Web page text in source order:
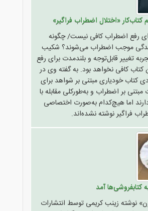
کتاب‌کار «اختلال اضطراب فراگیر»
رفع اضطراب کافی نیست/ چگونه
موجب اضطراب می‌شوند؟ شکیب
تغییر قابل‌توجه و بلندمدت برای رفع
کافی نخواهد بود. به گفته وی در
کتاب خودیاری مبتنی بر شواهد برای
مبتنی بر اضطراب و به‌طورکلی مقابله با
اما هیچ‌کدام به‌صورت اختصاصی
فراگیر نوشته نشده‌اند.
کتابفروشی‌ها آمد
نوشته زینب کریمی توسط انتشارات